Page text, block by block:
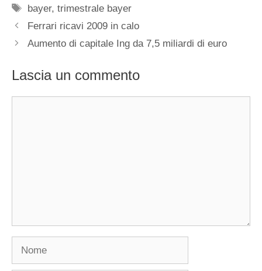
Tag
bayer,trimestrale bayer
Ferrari ricavi 2009 in calo
Aumento di capitale Ing da 7,5 miliardi di euro
Lascia un commento
Nome